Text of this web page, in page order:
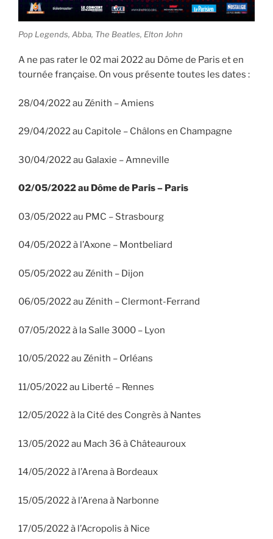
Pop Legends, Abba, The Beatles, Elton John
A ne pas rater le 02 mai 2022 au Dôme de Paris et en
tournée française. On vous présente toutes les dates :
28/04/2022 au Zénith – Amiens
29/04/2022 au Capitole – Châlons en Champagne
30/04/2022 au Galaxie – Amneville
02/05/2022 au Dôme de Paris – Paris
03/05/2022 au PMC – Strasbourg
04/05/2022 à l’Axone – Montbeliard
05/05/2022 au Zénith – Dijon
06/05/2022 au Zénith – Clermont-Ferrand
07/05/2022 à la Salle 3000 – Lyon
10/05/2022 au Zénith – Orléans
11/05/2022 au Liberté – Rennes
12/05/2022 à la Cité des Congrès à Nantes
13/05/2022 au Mach 36 à Châteauroux
14/05/2022 à l’Arena à Bordeaux
15/05/2022 à l’Arena à Narbonne
17/05/2022 à l’Acropolis à Nice